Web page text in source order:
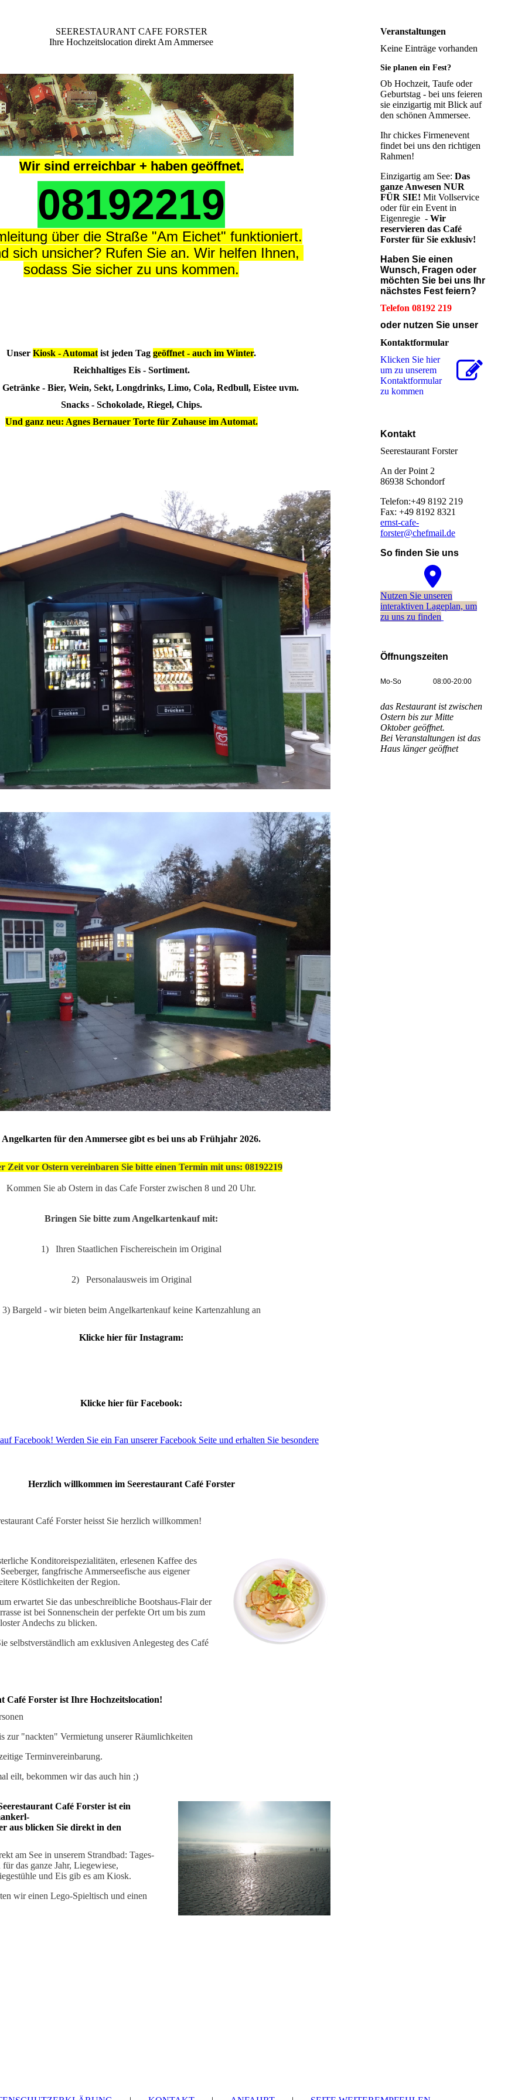
SEERESTAURANT CAFE FORSTER
Ihre Hochzeitslocation direkt Am Ammersee
Wir sind erreichbar + haben geöffnet.
08192219
über die Straße "Am Eichet" funktioniert.
sich unsicher? Rufen Sie an. Wir helfen Ihnen,
sodass Sie sicher zu uns kommen.
Unser Kiosk - Automat ist jeden Tag geöffnet - auch im Winter.
Reichhaltiges Eis - Sortiment.
Getränke - Bier, Wein, Sekt, Longdrinks, Limo, Cola, Redbull, Eistee uvm.
Snacks - Schokolade, Riegel, Chips.
Und ganz neu: Agnes Bernauer Torte für Zuhause im Automat.
Angelkarten für den Ammersee gibt es bei uns ab Frühjahr 2026.
Zeit vor Ostern vereinbaren Sie bitte einen Termin mit uns: 08192219
Kommen Sie ab Ostern in das Cafe Forster zwischen 8 und 20 Uhr.
Bringen Sie bitte zum Angelkartenkauf mit:
1) Ihren Staatlichen Fischereischein im Original
2) Personalausweis im Original
3) Bargeld - wir bieten beim Angelkartenkauf keine Kartenzahlung an
Klicke hier für Instagram:
Klicke hier für Facebook:
Facebook! Werden Sie ein Fan unserer Facebook Seite und erhalten Sie besondere
Herzlich willkommen im Seerestaurant Café Forster
Café Forster heisst Sie herzlich willkommen!
Konditoreispezialitäten, erlesenen Kaffee des
fangfrische Ammerseefische aus eigener
Köstlichkeiten der Region.
erwartet Sie das unbeschreibliche Bootshaus-Flair der
ist bei Sonnenschein der perfekte Ort um bis zum
Andechs zu blicken.
selbstverständlich am exklusiven Anlegesteg des Café
Café Forster ist Ihre Hochzeitslocation!
zur "nackten" Vermietung unserer Räumlichkeiten
Terminvereinbarung.
eilt, bekommen wir das auch hin ;)
Café Forster ist ein
aus blicken Sie direkt in den
am See in unserem Strandbad: Tages-
das ganze Jahr, Liegewiese,
und Eis gib es am Kiosk.
wir einen Lego-Spieltisch und einen
Veranstaltungen
Keine Einträge vorhanden
Sie planen ein Fest?
Ob Hochzeit, Taufe oder
Geburtstag - bei uns feieren
sie einzigartig mit Blick auf
den schönen Ammersee.
Ihr chickes Firmenevent
findet bei uns den richtigen
Rahmen!
Einzigartig am See: Das
ganze Anwesen NUR
FÜR SIE! Mit Vollservice
oder für ein Event in
Eigenregie - Wir
reservieren das Café
Forster für Sie exklusiv!
Haben Sie einen
Wunsch, Fragen oder
möchten Sie bei uns Ihr
nächstes Fest feiern?
Telefon 08192 219
oder nutzen Sie unser
Kontaktformular
Klicken Sie hier
um zu unserem
Kon­takt­for­mu­lar
zu kommen
Kontakt
Seerestaurant Forster
An der Point 2
86938 Schondorf
Telefon:+49 8192 219
Fax: +49 8192 8321
ernst-cafe-
forster@chefmail.de
So finden Sie uns
Nutzen Sie unseren
interaktiven La­ge­plan, um
zu uns zu finden
Öffnungszeiten
Mo-So 08:00-20:00
das Restaurant ist zwischen
Ostern bis zur Mitte
Oktober geöffnet.
Bei Veranstaltungen ist das
Haus länger geöffnet